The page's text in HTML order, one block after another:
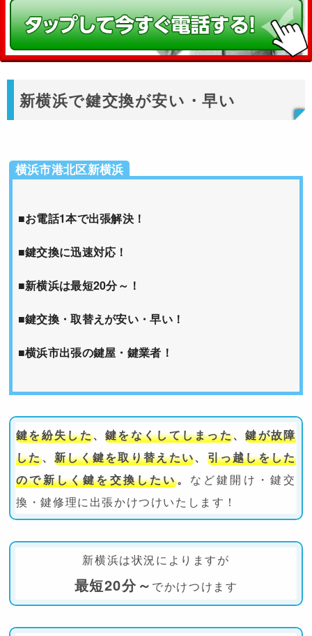
新横浜で鍵交換が安い・早い
横浜市港北区新横浜
■お電話1本で出張解決！
■鍵交換に迅速対応！
■新横浜は最短20分～！
■鍵交換・取替えが安い・早い！
■横浜市出張の鍵屋・鍵業者！
鍵を紛失した、鍵をなくしてしまった、鍵が故障
した、新しく鍵を取り替えたい、 引っ越しをした
ので新しく鍵を交換したい。 など鍵開け・鍵交
換・鍵修理に出張かけつけいたします！
新横浜は状況によりますが
最短20分～ でかけつけます